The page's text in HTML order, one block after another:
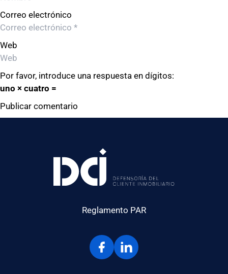
Correo electrónico
Web
Por favor, introduce una respuesta en dígitos:
uno × cuatro =
Reglamento PAR